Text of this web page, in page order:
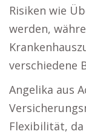
Risiken wie
werden,
verschiedene
Angelika aus
Flexibilität, da